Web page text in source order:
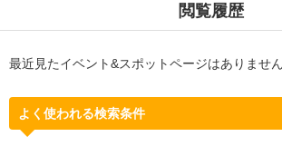
閲覧履歴
最近見たイベント&スポットページはありません
よく使われる検索条件